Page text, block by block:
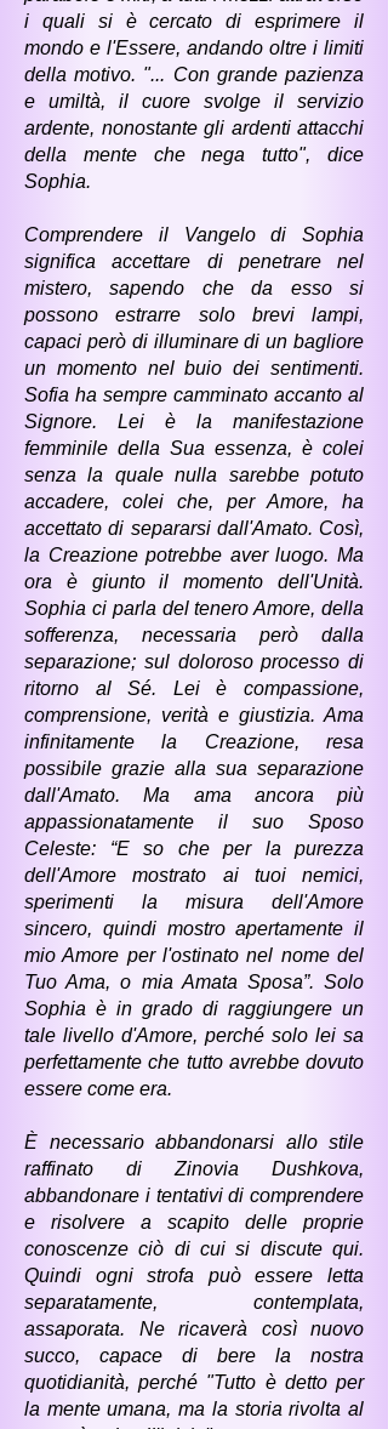
i quali si è cercato di esprimere il
mondo e l'Essere, andando oltre i limiti
della motivo. "... Con grande pazienza
e umiltà, il cuore svolge il servizio
ardente, nonostante gli ardenti attacchi
della mente che nega tutto", dice
Sophia.
Comprendere il Vangelo di Sophia
significa accettare di penetrare nel
mistero, sapendo che da esso si
possono estrarre solo brevi lampi,
capaci però di illuminare di un bagliore
un momento nel buio dei sentimenti.
Sofia ha sempre camminato accanto al
Signore. Lei è la manifestazione
femminile della Sua essenza, è colei
senza la quale nulla sarebbe potuto
accadere, colei che, per Amore, ha
accettato di separarsi dall'Amato. Così,
la Creazione potrebbe aver luogo. Ma
ora è giunto il momento dell'Unità.
Sophia ci parla del tenero Amore, della
sofferenza, necessaria però dalla
separazione; sul doloroso processo di
ritorno al Sé. Lei è compassione,
comprensione, verità e giustizia. Ama
infinitamente la Creazione, resa
possibile grazie alla sua separazione
dall'Amato. Ma ama ancora più
appassionatamente il suo Sposo
Celeste: “E so che per la purezza
dell'Amore mostrato ai tuoi nemici,
sperimenti la misura dell'Amore
sincero, quindi mostro apertamente il
mio Amore per l'ostinato nel nome del
Tuo Ama, o mia Amata Sposa”. Solo
Sophia è in grado di raggiungere un
tale livello d'Amore, perché solo lei sa
perfettamente che tutto avrebbe dovuto
essere come era.
È necessario abbandonarsi allo stile
raffinato di Zinovia Dushkova,
abbandonare i tentativi di comprendere
e risolvere a scapito delle proprie
conoscenze ciò di cui si discute qui.
Quindi ogni strofa può essere letta
separatamente, contemplata,
assaporata. Ne ricaverà così nuovo
succo, capace di bere la nostra
quotidianità, perché "Tutto è detto per
la mente umana, ma la storia rivolta al